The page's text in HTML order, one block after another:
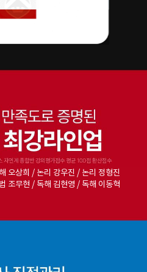
오상희 / 논리 강우진 / 논리 정형진
조무현 / 독해 김현영 / 독해 이동혁